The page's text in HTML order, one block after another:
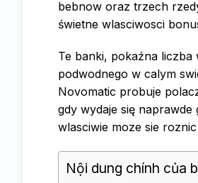
bebnow oraz trzech
świetne wlasciwosci
Te banki, pokaźna liczba
podwodnego w calym
Novomatic probuje
gdy wydaje się
wlasciwie moze sie
Nội dung chính của